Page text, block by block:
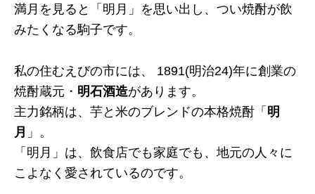
満月を見ると「明月」を思い出し、つい焼酎が飲
みたくなる駒子です。
私の住むえびの市には、 1891(明治24)年に創業の
焼酎蔵元・ 明石酒造があります。
主力銘柄は、芋と米のブレンドの本格焼酎「 明
月 」。
「明月」は、飲食店でも家庭でも、地元の人々に
こよなく愛されているのです。